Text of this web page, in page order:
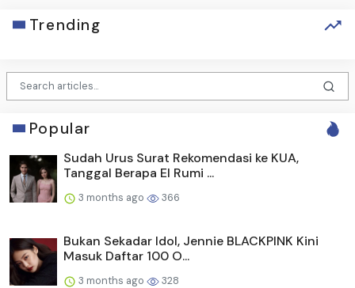
Trending
Popular
Sudah Urus Surat Rekomendasi ke KUA,
Tanggal Berapa El Rumi ...
3 months ago 366
Bukan Sekadar Idol, Jennie BLACKPINK Kini
Masuk Daftar 100 O...
3 months ago 328